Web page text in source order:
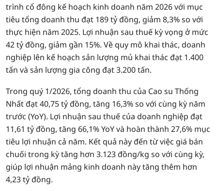
trình cổ đông kế hoạch kinh doanh năm 2026 với mục
tiêu tổng doanh thu đạt 189 tỷ đồng, giảm 8,3% so với
thực hiện năm 2025. Lợi nhuận sau thuế kỳ vọng ở mức
42 tỷ đồng, giảm gần 15%. Về quy mô khai thác, doanh
nghiệp lên kế hoạch sản lượng mủ khai thác đạt 1.400
tấn và sản lượng gia công đạt 3.200 tấn.
Trong quý 1/2026, tổng doanh thu của Cao su Thống
Nhất đạt 40,75 tỷ đồng, tăng 16,3% so với cùng kỳ năm
trước (YoY). Lợi nhuận sau thuế của doanh nghiệp đạt
11,61 tỷ đồng, tăng 66,1% YoY và hoàn thành 27,6% mục
tiêu lợi nhuận cả năm. Kết quả này đến từ việc giá bán
chuối trong kỳ tăng hơn 3.123 đồng/kg so với cùng kỳ,
giúp lợi nhuận mảng kinh doanh này tăng thêm hơn
4,23 tỷ đồng.